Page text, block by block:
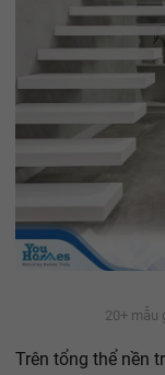
20+ mẫu
Trên tổng thể nền